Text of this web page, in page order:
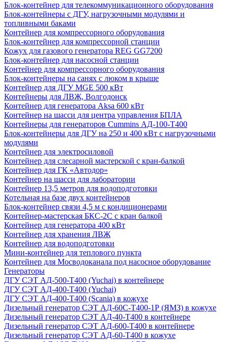
Блок-контейнер для телекоммуникационного оборудования
Блок-контейнеры с ДГУ, нагрузочными модулями и
топливными баками
Контейнер для компрессорного оборудования
Блок-контейнер для компрессорной станции
Кожух для газового генератора REG GG7200
Блок-контейнер для насосной станции
Контейнер для компрессорного оборудования
Блок-контейнеры на санях с люком в крыше
Контейнер для ДГУ MGE 500 кВт
Контейнеры для ЛВЖ, Волгодонск
Контейнер для генератора Aksa 600 кВт
Контейнер на шасси для центра управления БПЛА
Контейнеры для генераторов Cummins АД-100-Т400
Блок-контейнеры для ДГУ на 250 и 400 кВт с нагрузочными
модулями
Контейнер для электросиловой
Контейнер для слесарной мастерской с кран-балкой
Контейнер для ГК «Автодор»
Контейнер на шасси для лаборатории
Контейнер 13,5 метров для водоподготовки
Котельная на базе двух контейнеров
Блок-контейнер связи 4,5 м с кондиционерами
Контейнер-мастерская БКС-2С с кран балкой
Контейнер для генератора 400 кВт
Контейнер для хранения ЛВЖ
Контейнер для водоподготовки
Мини-контейнер для теплового пункта
Контейнер для Мосводоканала под насосное оборудование
Генераторы
ДГУ СЭТ АД-500-Т400 (Yuchai) в контейнере
ДГУ СЭТ АД-400-Т400 (Yuchai)
ДГУ СЭТ АД-400-Т400 (Scania) в кожухе
Дизельный генератор СЭТ АД-60С-Т400-1Р (ЯМЗ) в кожухе
Дизельный генератор СЭТ АД-40-Т400 в контейнере
Дизельный генератор СЭТ АД-600-Т400 в контейнере
Дизельный генератор СЭТ АД-60-Т400 в кожухе